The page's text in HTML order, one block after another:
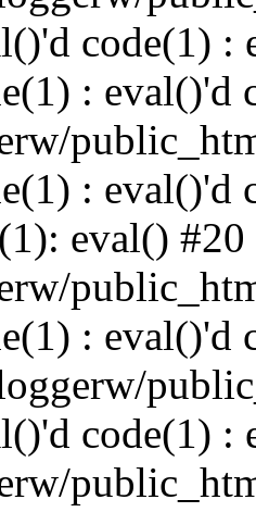
code(1) :
: eval()'d
: eval()'d
eval() #20
: eval()'d
code(1) :